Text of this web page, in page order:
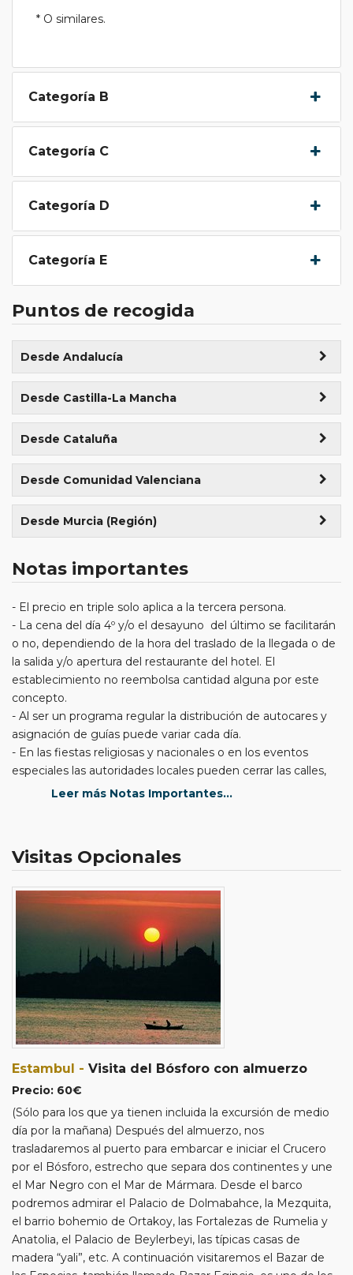
* O similares.
Categoría B
Categoría C
Categoría D
Categoría E
Puntos de recogida
Desde Andalucía
Desde Castilla-La Mancha
Desde Cataluña
Desde Comunidad Valenciana
Desde Murcia (Región)
Notas importantes
- El precio en triple solo aplica a la tercera persona.
- La cena del día 4º y/o el desayuno del último se facilitarán
o no, dependiendo de la hora del traslado de la llegada o de
la salida y/o apertura del restaurante del hotel. El
establecimiento no reembolsa cantidad alguna por este
concepto.
- Al ser un programa regular la distribución de autocares y
asignación de guías puede variar cada día.
- En las fiestas religiosas y nacionales o en los eventos
especiales las autoridades locales pueden cerrar las calles,
barrios o monumentos turisticos dando aviso un par de días
visitas perdidas.
regresarán por su cuenta, ya que debido al tráfico no es
posible llevar a cada uno a su respectivo hotel.
- Los clientes tendran la posibilidad de prolongar su estancia
con noches extras en las playas detalladas arriba. De querer
alojarse en otros hoteles que les interese también podrán
Leer más Notas Importantes...
Visitas Opcionales
Estambul - Visita del Bósforo con almuerzo
Precio: 60€
(Sólo para los que ya tienen incluida la excursión de medio
día por la mañana) Después del almuerzo, nos
trasladaremos al puerto para embarcar e iniciar el Crucero
por el Bósforo, estrecho que separa dos continentes y une
el Mar Negro con el Mar de Mármara. Desde el barco
podremos admirar el Palacio de Dolmabahce, la Mezquita,
el barrio bohemio de Ortakoy, las Fortalezas de Rumelia y
Anatolia, el Palacio de Beylerbeyi, las típicas casas de
madera “yali”, etc. A continuación visitaremos el Bazar de